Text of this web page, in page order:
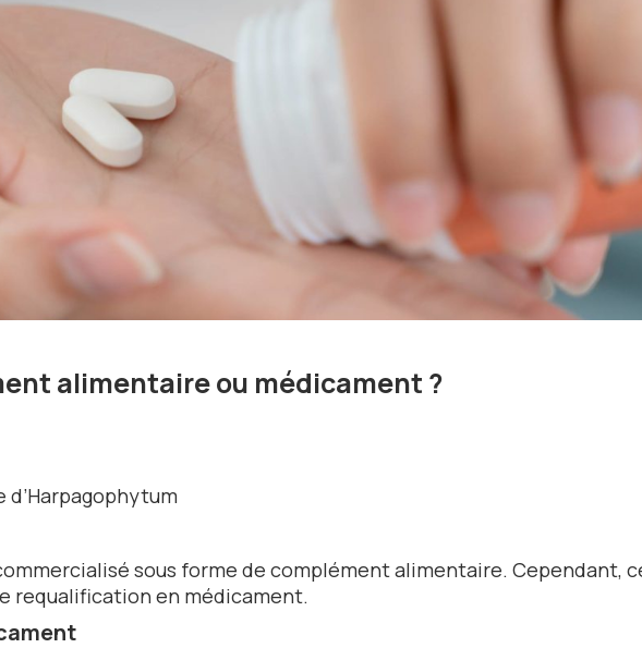
alimentaire ou médicament ?
sous forme de complément alimentaire. Cependant,
requalification en médicament.